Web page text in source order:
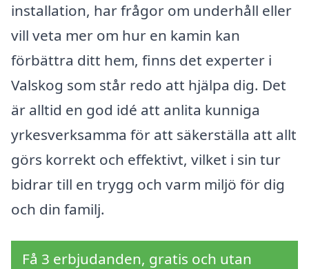
installation, har frågor om underhåll eller
vill veta mer om hur en kamin kan
förbättra ditt hem, finns det experter i
Valskog som står redo att hjälpa dig. Det
är alltid en god idé att anlita kunniga
yrkesverksamma för att säkerställa att allt
görs korrekt och effektivt, vilket i sin tur
bidrar till en trygg och varm miljö för dig
och din familj.
Få 3 erbjudanden, gratis och utan